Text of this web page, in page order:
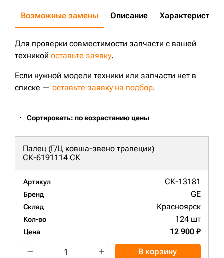
Возможные замены Описание Характеристики
Для проверки совместимости запчасти с вашей
техникой оставьте заявку.
Если нужной модели техники или запчасти нет в
списке — оставьте заявку на подбор.
Сортировать: по возрастанию цены
Палец (Г/Ц ковша-звено трапеции)
СК-6191114 СК
Артикул СК-13181
Бренд GE
Склад Красноярск
Кол-во 124 шт
Цена 12 900 ₽
В корзину